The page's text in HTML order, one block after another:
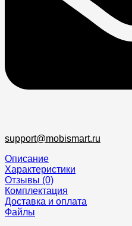
support@mobismart.ru
Описание
Характеристики
Отзывы (0)
Комплектация
Доставка и оплата
Файлы